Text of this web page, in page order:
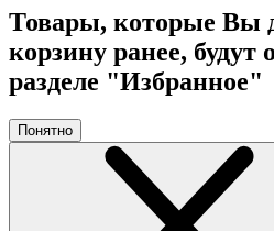
Товары, которые Вы
корзину ранее, будут
разделе "Избранное"
Понятно